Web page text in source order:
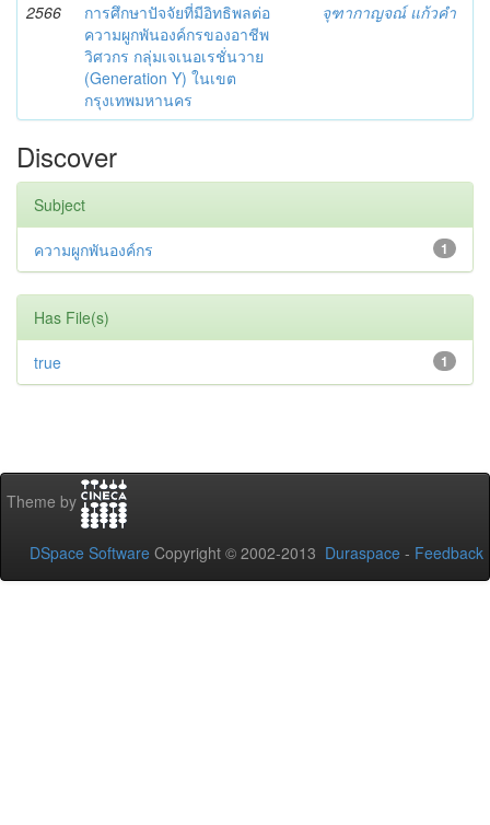
2566
การศึกษาปัจจัยที่มีอิทธิพลต่อ
ความผูกพันองค์กรของอาชีพ
วิศวกร กลุ่มเจเนอเรชั่นวาย
(Generation Y) ในเขต
กรุงเทพมหานคร
จุฑากาญจณ์ แก้วคำ
Discover
Subject
1
ความผูกพันองค์กร
Has File(s)
1
true
Theme by
DSpace Software Copyright © 2002-2013 Duraspace - Feedback